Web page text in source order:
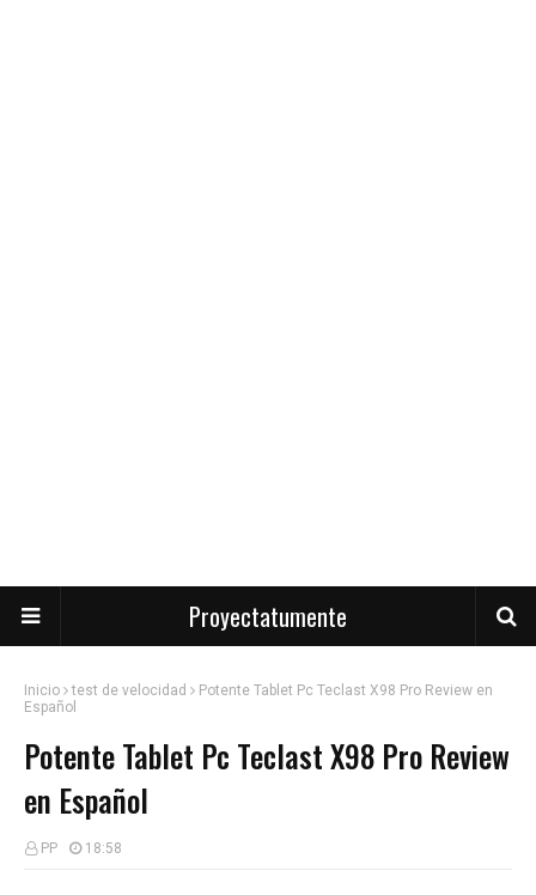
Proyectatumente
Inicio test de velocidad
Potente Tablet Pc Teclast X98 Pro Review en
Español
Potente Tablet Pc Teclast X98 Pro Review
en Español
PP 18:58